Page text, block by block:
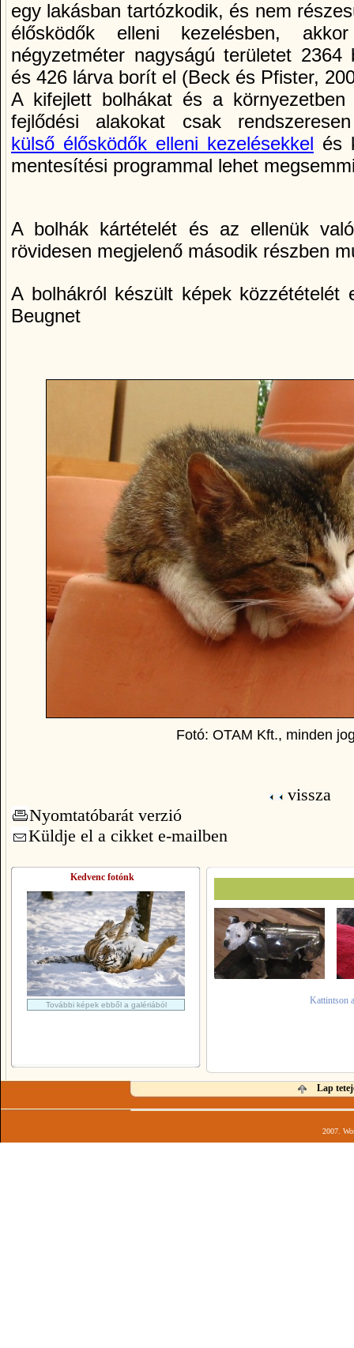
egy lakásban tartózkodik, és nem
élősködők elleni kezelésben,
négyzetméter nagyságú területet 2364
és 426 lárva borít el (Beck és Pfister,
A kifejlett bolhákat és a környezetben
fejlődési alakokat csak
külső élősködők elleni kezelésekkel és
mentesítési programmal lehet
A bolhák kártételét és az ellenük
rövidesen megjelenő második részben
A bolhákról készült képek közzétételét
Beugnet
Fotó: OTAM Kft., minden
vissza
Nyomtatóbarát verzió
Küldje el a cikket e-mailben
Kedvenc fotónk
További képek ebből a galériából Kattintson
Lap
2007.